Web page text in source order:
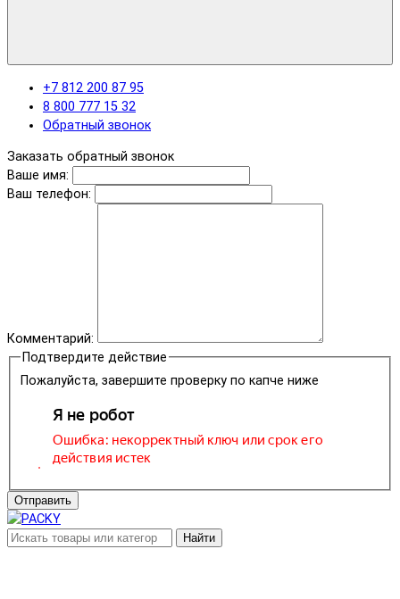
+7 812 200 87 95
8 800 777 15 32
Обратный звонок
Заказать обратный звонок
Ваше имя:
Ваш телефон:
Комментарий:
Подтвердите действие
Пожалуйста, завершите проверку по капче ниже
Отправить
Найти